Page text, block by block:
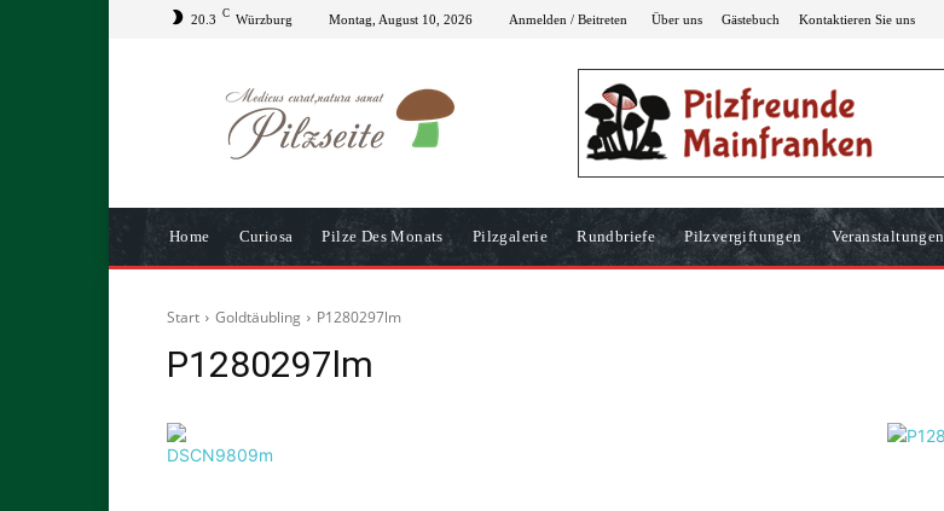
20.3 C Würzburg Montag, August 10, 2026 Anmelden / Beitreten Über uns Gästebuch Kontaktieren Sie uns
Home Curiosa Pilze Des Monats Pilzgalerie Rundbriefe Pilzvergiftungen Veranstaltungen
Start Goldtäubling P1280297lm
P1280297lm